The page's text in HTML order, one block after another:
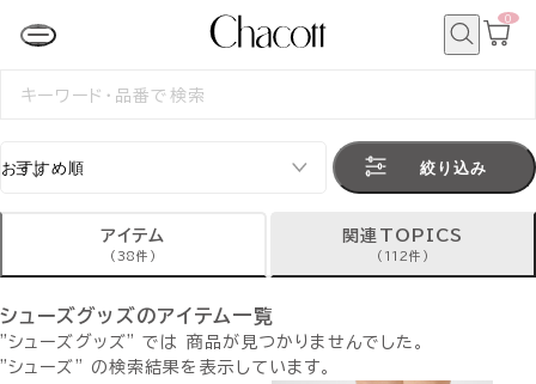
カ
0
検
絞り込み
アイテム
(38件)
関連TOPICS
(112件)
シューズグッズのアイテム一覧
"シューズグッズ" では 商品が見つかりませんでした。
"シューズ" の検索結果を表示しています。